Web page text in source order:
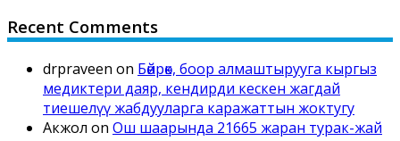
Recent Comments
drpraveen on Бөйрөк, боор алмаштырууга кыргыз
медиктери даяр, кендирди кескен жагдай
тиешелүү жабдууларга каражаттын жоктугу
Акжол on Ош шаарында 21665 жаран турак-жай